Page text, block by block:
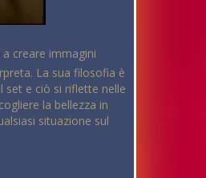
creare immagini
La sua filosofia è
set e ciò si riflette nelle
la bellezza in
situazione sul